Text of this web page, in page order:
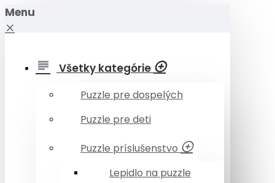
Menu
Všetky kategórie
Puzzle pre dospelých
Puzzle pre deti
Puzzle príslušenstvo
Lepidlo na puzzle